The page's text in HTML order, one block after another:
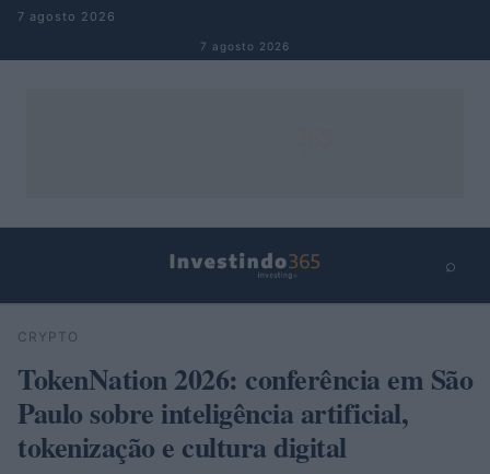
Pular para o conteúdo
7 agosto 2026
7 agosto 2026
⌕
Buscar
CRYPTO
TokenNation 2026: conferência em São
Paulo sobre inteligência artificial,
tokenização e cultura digital